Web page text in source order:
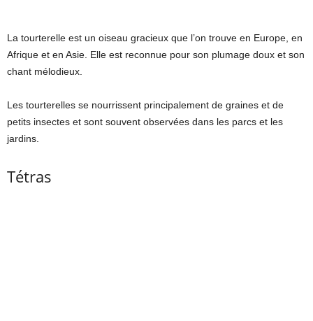
La tourterelle est un oiseau gracieux que l’on trouve en Europe, en
Afrique et en Asie. Elle est reconnue pour son plumage doux et son
chant mélodieux.
Les tourterelles se nourrissent principalement de graines et de
petits insectes et sont souvent observées dans les parcs et les
jardins.
Tétras